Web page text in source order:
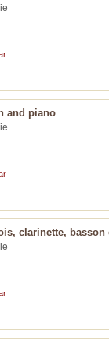
and piano
clarinette, basson